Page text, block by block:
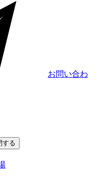
お問い合わ
する